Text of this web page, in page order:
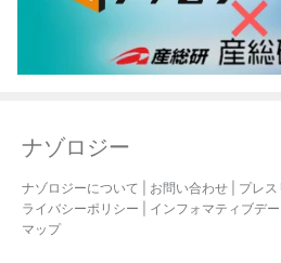
ナゾロジー
ナゾロジーについて お問い合わせ プレ
ライバシーポリシー
インフォマティブデ
マップ